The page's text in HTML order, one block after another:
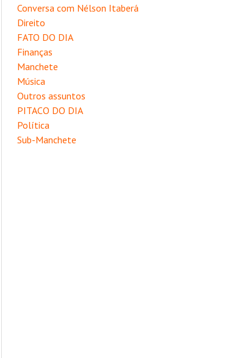
Conversa com Nélson Itaberá
Direito
FATO DO DIA
Finanças
Manchete
Música
Outros assuntos
PITACO DO DIA
Política
Sub-Manchete